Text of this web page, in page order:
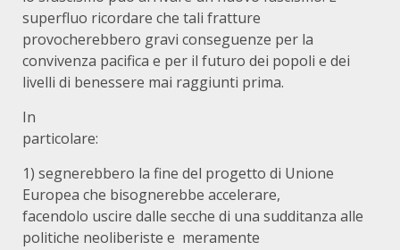
superfluo ricordare che tali fratture
provocherebbero gravi conseguenze per la
convivenza pacifica e per il futuro dei popoli e dei
livelli di benessere mai raggiunti prima.
In
1) segnerebbero la fine del progetto di Unione
Europea che bisognerebbe accelerare,
facendolo uscire dalle secche di una sudditanza alle
politiche neoliberiste e meramente